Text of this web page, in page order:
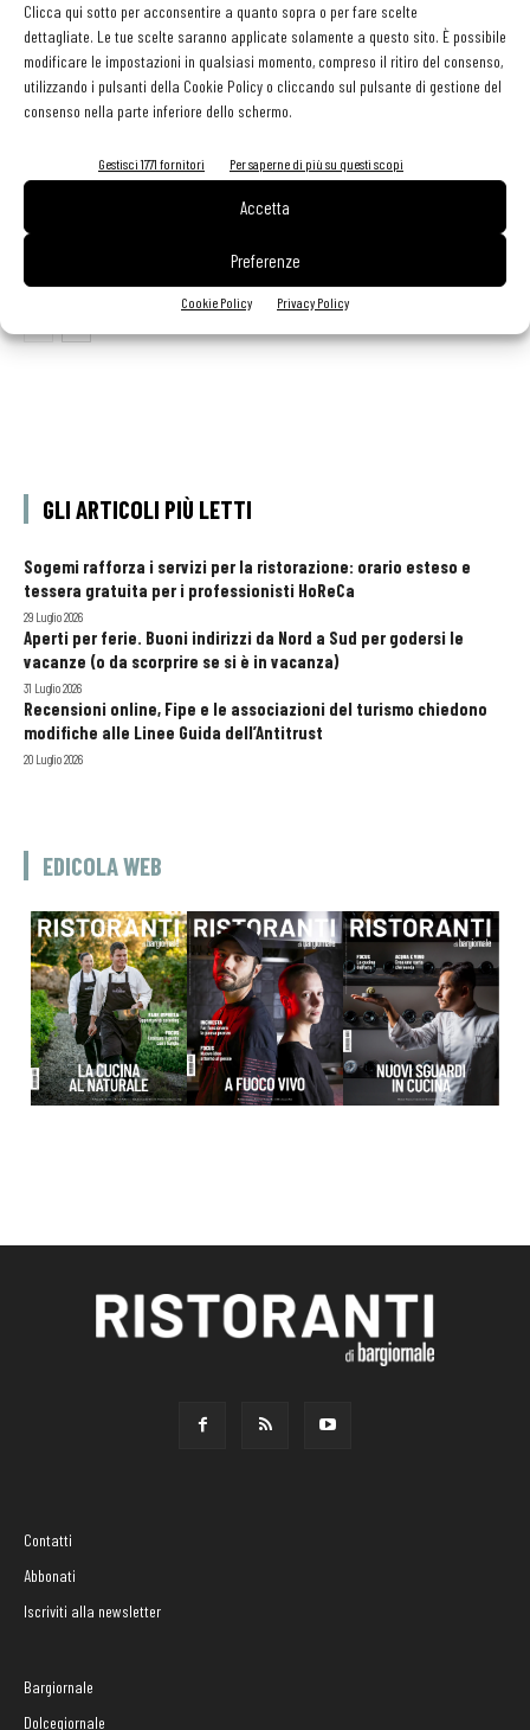
Clicca qui sotto per acconsentire a quanto sopra o per fare scelte
dettagliate. Le tue scelte saranno applicate solamente a questo sito. È possibile
modificare le impostazioni in qualsiasi momento, compreso il ritiro del consenso,
utilizzando i pulsanti della Cookie Policy o cliccando sul pulsante di gestione del
consenso nella parte inferiore dello schermo.
Gestisci 1771 fornitori Per saperne di più su questi scopi
Accetta
Preferenze
Cookie Policy Privacy Policy
Olio: controlli e analisi strategici per qualità,
Primiziexpress: frutta e verdura a portata di chef
GLI ARTICOLI PIÙ LETTI
Sogemi rafforza i servizi per la ristorazione: orario esteso e
tessera gratuita per i professionisti HoReCa
29 Luglio 2026
Aperti per ferie. Buoni indirizzi da Nord a Sud per godersi le
vacanze (o da scorprire se si è in vacanza)
31 Luglio 2026
Recensioni online, Fipe e le associazioni del turismo chiedono
modifiche alle Linee Guida dell’Antitrust
20 Luglio 2026
EDICOLA WEB
Contatti
Abbonati
Iscriviti alla newsletter
Bargiornale
Dolcegiornale